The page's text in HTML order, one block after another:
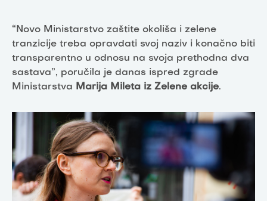
“Novo Ministarstvo zaštite okoliša i zelene
tranzicije treba opravdati svoj naziv i konačno biti
transparentno u odnosu na svoja prethodna dva
sastava”, poručila je danas ispred zgrade
Ministarstva Marija Mileta iz Zelene akcije.